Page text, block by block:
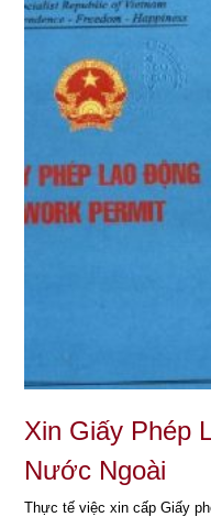
Xin Giấy Phép
Nước Ngoài
Thực tế việc xin cấp Giấy